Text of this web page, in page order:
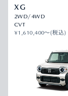
XG
2WD/4WD
CVT
¥1,610,400〜(税込)